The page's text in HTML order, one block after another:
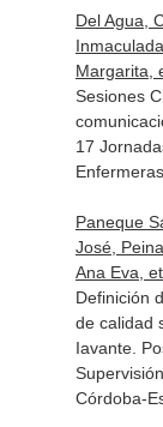
Del Agua,
Margarita,
Sesiones
17
Paneque
José,
Ana Eva,
Definición
de calidad
Iavante.
Córdoba-